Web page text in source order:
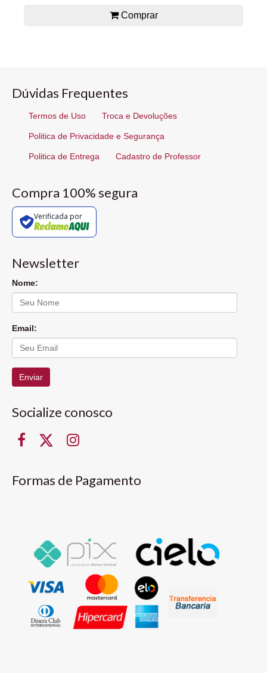
Comprar
Dúvidas Frequentes
Termos de Uso Troca e Devoluções
Politica de Privacidade e Segurança
Politica de Entrega Cadastro de Professor
Compra 100% segura
Verificada por
Newsletter
Nome:
Email:
Enviar
Socialize conosco
Formas de Pagamento